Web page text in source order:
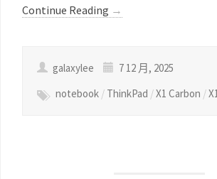
Continue Reading →
galaxylee
7 12 月, 2025
notebook / ThinkPad /X1 Carbon /